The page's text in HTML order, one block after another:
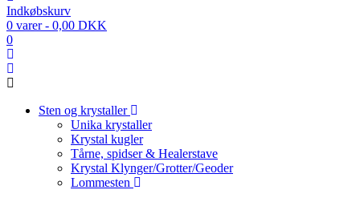
Indkøbskurv
0 varer - 0,00 DKK
0
Sten og krystaller
Unika krystaller
Krystal kugler
Tårne, spidser & Healerstave
Krystal Klynger/Grotter/Geoder
Lommesten